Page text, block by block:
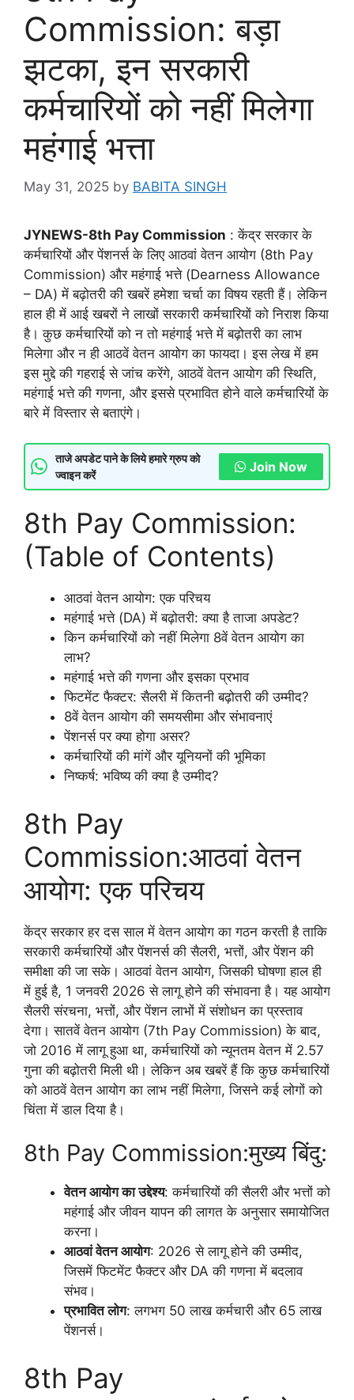
Commission: बड़ा
झटका, इन सरकारी
कर्मचारियों को नहीं मिलेगा
महंगाई भत्ता
May 31, 2025 by BABITA SINGH
JYNEWS-8th Pay Commission : केंद्र सरकार के
कर्मचारियों और पेंशनर्स के लिए आठवां वेतन आयोग (8th Pay
Commission) और महंगाई भत्ते (Dearness Allowance
– DA) में बढ़ोतरी की खबरें हमेशा चर्चा का विषय रहती हैं। लेकिन
हाल ही में आई खबरों ने लाखों सरकारी कर्मचारियों को निराश किया
है। कुछ कर्मचारियों को न तो महंगाई भत्ते में बढ़ोतरी का लाभ
मिलेगा और न ही आठवें वेतन आयोग का फायदा। इस लेख में हम
इस मुद्दे की गहराई से जांच करेंगे, आठवें वेतन आयोग की स्थिति,
महंगाई भत्ते की गणना, और इससे प्रभावित होने वाले कर्मचारियों के
बारे में विस्तार से बताएंगे।
ताजे अपडेट पाने के लिये हमारे ग्रुप को
ज्वाइन करें
Join Now
8th Pay Commission:
(Table of Contents)
आठवां वेतन आयोग: एक परिचय
महंगाई भत्ते (DA) में बढ़ोतरी: क्या है ताजा अपडेट?
किन कर्मचारियों को नहीं मिलेगा 8वें वेतन आयोग का
लाभ?
महंगाई भत्ते की गणना और इसका प्रभाव
फिटमेंट फैक्टर: सैलरी में कितनी बढ़ोतरी की उम्मीद?
8वें वेतन आयोग की समयसीमा और संभावनाएं
पेंशनर्स पर क्या होगा असर?
कर्मचारियों की मांगें और यूनियनों की भूमिका
निष्कर्ष: भविष्य की क्या है उम्मीद?
8th Pay
Commission:आठवां वेतन
आयोग: एक परिचय
केंद्र सरकार हर दस साल में वेतन आयोग का गठन करती है ताकि
सरकारी कर्मचारियों और पेंशनर्स की सैलरी, भत्तों, और पेंशन की
समीक्षा की जा सके। आठवां वेतन आयोग, जिसकी घोषणा हाल ही
में हुई है, 1 जनवरी 2026 से लागू होने की संभावना है। यह आयोग
सैलरी संरचना, भत्तों, और पेंशन लाभों में संशोधन का प्रस्ताव
देगा। सातवें वेतन आयोग (7th Pay Commission) के बाद,
जो 2016 में लागू हुआ था, कर्मचारियों को न्यूनतम वेतन में 2.57
गुना की बढ़ोतरी मिली थी। लेकिन अब खबरें हैं कि कुछ कर्मचारियों
को आठवें वेतन आयोग का लाभ नहीं मिलेगा, जिसने कई लोगों को
चिंता में डाल दिया है।
8th Pay Commission:मुख्य बिंदु:
वेतन आयोग का उद्देश्य: कर्मचारियों की सैलरी और भत्तों को
महंगाई और जीवन यापन की लागत के अनुसार समायोजित
करना।
आठवां वेतन आयोग: 2026 से लागू होने की उम्मीद,
जिसमें फिटमेंट फैक्टर और DA की गणना में बदलाव
संभव।
प्रभावित लोग: लगभग 50 लाख कर्मचारी और 65 लाख
पेंशनर्स।
8th Pay